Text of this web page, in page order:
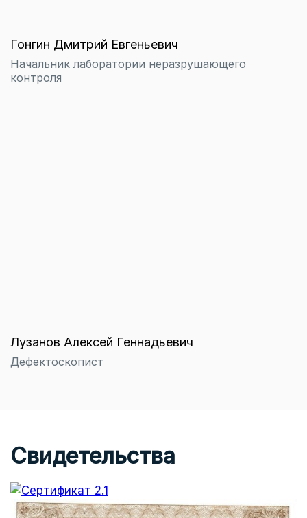
Гонгин Дмитрий Евгеньевич
Начальник лаборатории неразрушающего
контроля
Лузанов Алексей Геннадьевич
Дефектоскопист
Свидетельства